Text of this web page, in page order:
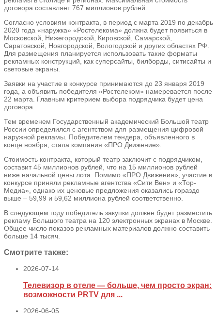
договора составляет 767 миллионов рублей.
Согласно условиям контракта, в период с марта 2019 по декабрь
2020 года «наружка» «Ростелекома» должна будет появиться в
Московской, Нижегородской, Кировской, Самарской,
Саратовской, Новгородской, Вологодской и других областях РФ.
Для размещения планируется использовать такие форматы
рекламных конструкций, как суперсайты, билборды, ситисайты и
световые экраны.
Заявки на участие в конкурсе принимаются до 23 января 2019
года, а объявить победителя «Ростелеком» намеревается после
22 марта. Главным критерием выбора подрядчика будет цена
договора.
Тем временем Государственный академический Большой театр
России определился с агентством для размещения цифровой
наружной рекламы. Победителем тендера, объявленного в
конце ноября, стала компания «ПРО Движение».
Стоимость контракта, который театр заключит с подрядчиком,
составит 45 миллионов рублей, что на 15 миллионов рублей
ниже начальной цены лота. Помимо «ПРО Движения», участие в
конкурсе приняли рекламные агентства «Сити Вен» и «Тор-
Медиа», однако их ценовые предложения оказались гораздо
выше – 59,99 и 59,62 миллиона рублей соответственно.
В следующем году победитель закупки должен будет разместить
рекламу Большого театра на 120 электронных экранах в Москве.
Общее число показов рекламных материалов должно составить
больше 14 тысяч.
Смотрите также:
2026-07-14
Телевизор в отеле — больше, чем просто экран:
возможности PRTV для ...
2026-06-05